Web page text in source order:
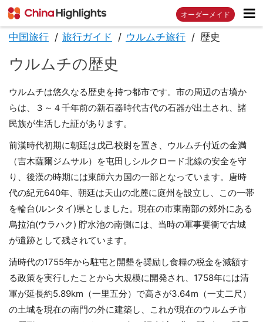
オーダーメイド
中国旅行 旅行ガイド ウルムチ旅行 歴史
ウルムチの歴史
ウルムチは悠久なる歴史を持つ都市です。市の周辺の古墳か
らは、３～４千年前の新石器時代古代の石器が出土され、諸
民族が生活した証があります。
前漢時代初期に朝廷は戊己校尉を置き、ウルムチ付近の金満
（吉木薩爾ジムサル）を屯田しシルクロード北線の安全を守
り、後漢の時期には東師六カ国の一部となっています。唐時
代の紀元640年、朝廷は天山の北麓に庭州を設立し、この一帯
を輪台(ルンタイ)県としました。現在の市東南部の郊外にある
烏拉泊(ウラハク) ‎貯水池の南側には、当時の軍事要衝で古城
が遺跡として残されています。
清時代の1755年から駐屯と開墾を奨励し食糧の税金を減額す
る政策を実行したことから大規模に開発され、1758年には清
軍が延長約5.89km（一里五分）で高さが3.64m（一丈二尺）
の土城を現在の南門の外に建築し、これが現在のウルムチ市